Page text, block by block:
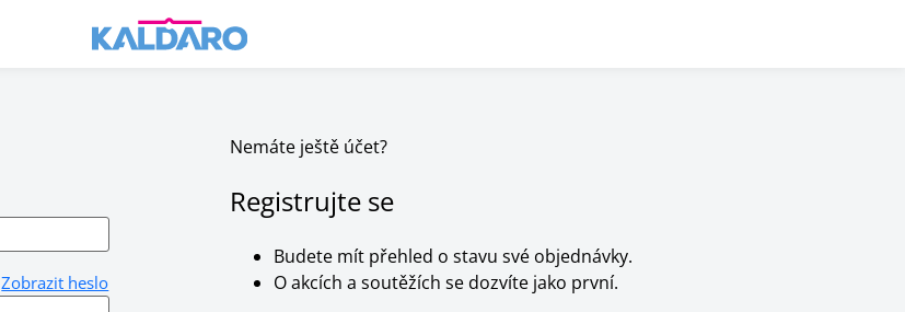
Zobrazit heslo
Nemáte ještě účet?
Registrujte se
Budete mít přehled o stavu své objednávky.
O akcích a soutěžích se dozvíte jako první.